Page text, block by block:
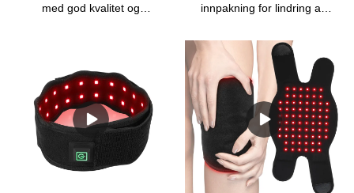
smertelindring -
med god kvalitet og
inkludert
logo/boks/manuell/bølgelengdetilpasning.For
vår klassiske rødlysterapi-
innpakning har vi tre stiler
som referanse.Vi leverer
også versjon med innebygd
batteri.
Manufacturers - Kinreen
innpakning for lindring av